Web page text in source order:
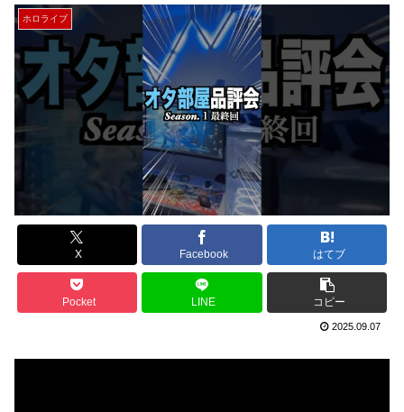
ホロライブ
X Facebook はてブ
Pocket LINE コピー
2025.09.07